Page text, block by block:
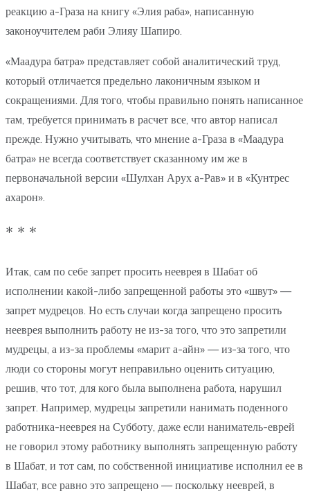
реакцию а-Граза на книгу «Элия раба», написанную
законоучителем раби Элияу Шапиро.
«Маадура батра» представляет собой аналитический труд,
который отличается предельно лаконичным языком и
сокращениями. Для того, чтобы правильно понять написанное
там, требуется принимать в расчет все, что автор написал
прежде. Нужно учитывать, что мнение а-Граза в «Маадура
батра» не всегда соответствует сказанному им же в
первоначальной версии «Шулхан Арух а-Рав» и в «Кунтрес
ахарон».
* * *
Итак, сам по себе запрет просить нееврея в Шабат об
исполнении какой-либо запрещенной работы это «швут» —
запрет мудрецов. Но есть случаи когда запрещено просить
нееврея выполнить работу не из-за того, что это запретили
мудрецы, а из-за проблемы «марит а-айн» — из-за того, что
люди со стороны могут неправильно оценить ситуацию,
решив, что тот, для кого была выполнена работа, нарушил
запрет. Например, мудрецы запретили нанимать поденного
работника-нееврея на Субботу, даже если наниматель-еврей
не говорил этому работнику выполнять запрещенную работу
в Шабат, и тот сам, по собственной инициативе исполнил ее в
Шабат, все равно это запрещено — поскольку нееврей, в